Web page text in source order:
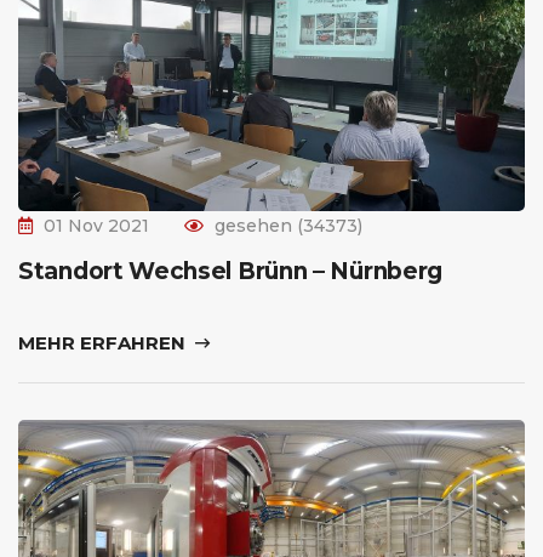
01 Nov 2021 gesehen (34373)
Standort Wechsel Brünn – Nürnberg
MEHR ERFAHREN